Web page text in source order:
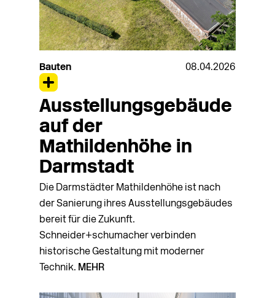
Bauten 08.04.2026
Ausstellungsgebäude
auf der
Mathildenhöhe in
Darmstadt
Die Darmstädter Mathildenhöhe ist nach
der Sanierung ihres Ausstellungsgebäudes
bereit für die Zukunft.
Schneider+schumacher verbinden
historische Gestaltung mit moderner
Technik. MEHR